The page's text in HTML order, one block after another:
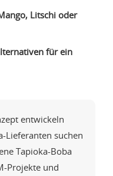
Litschi oder
für ein
entwickeln
Lieferanten suchen
Tapioka-Boba
Projekte und